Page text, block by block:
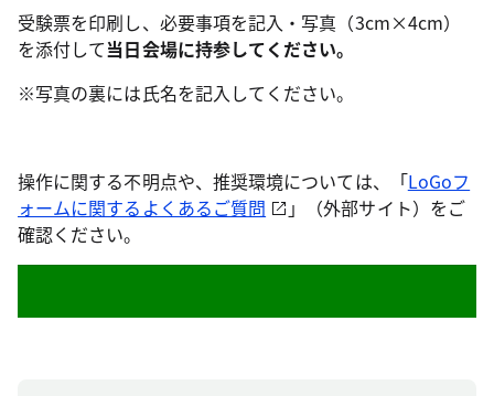
受験票を印刷し、必要事項を記入・写真（3cm×4cm）
を添付して当日会場に持参してください。
※写真の裏には氏名を記入してください。
操作に関する不明点や、推奨環境については、「LoGoフ
ォームに関するよくあるご質問
」（外部サイト）をご
確認ください。